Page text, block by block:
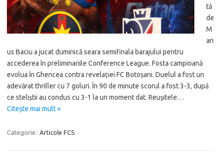
tă
de
M
ari
us Baciu a jucat duminică seara semifinala barajului pentru
accederea în preliminariile Conference League. Fosta campioană
evolua în Ghencea contra revelației FC Botoșani. Duelul a fost un
adevărat thriller cu 7 goluri. În 90 de minute scorul a fost 3-3, după
ce steliștii au condus cu 3-1 la un moment dat. Reușitele…
Citește mai mult »
Categorie: Articole FCS